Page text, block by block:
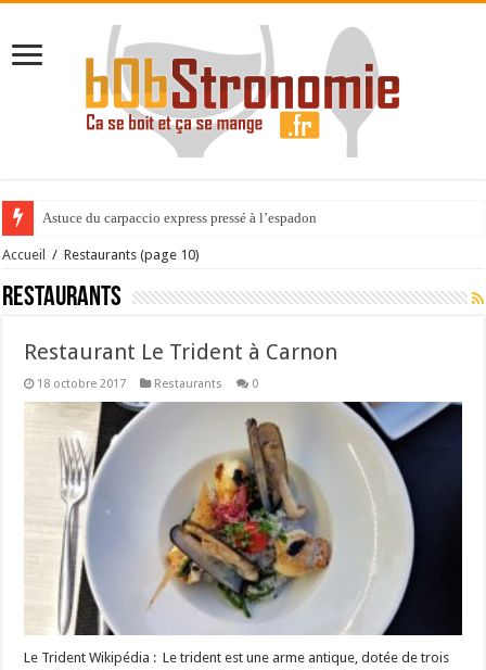
Astuce du carpaccio express pressé à l’espadon
Expérience gastronomique au Cèdre de Montcaud
Accueil / Restaurants (page 10)
Restaurants
Restaurant Le Trident à Carnon
18 octobre 2017 Restaurants 0
Le Trident Wikipédia : Le trident est une arme antique, dotée de trois